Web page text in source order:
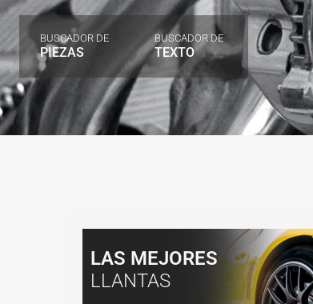
BUSCADOR DE
PIEZAS
BUSCADOR DE
TEXTO
LAS MEJORES
LLANTAS